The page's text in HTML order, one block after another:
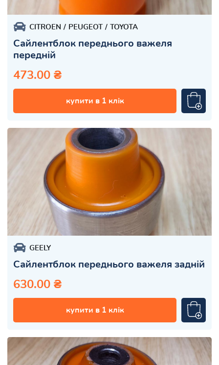
CITROEN PEUGEOT TOYOTA
Сайлентблок переднього важеля
передній
473.00 ₴
купити в 1 клік
GEELY
Сайлентблок переднього важеля задній
630.00 ₴
купити в 1 клік